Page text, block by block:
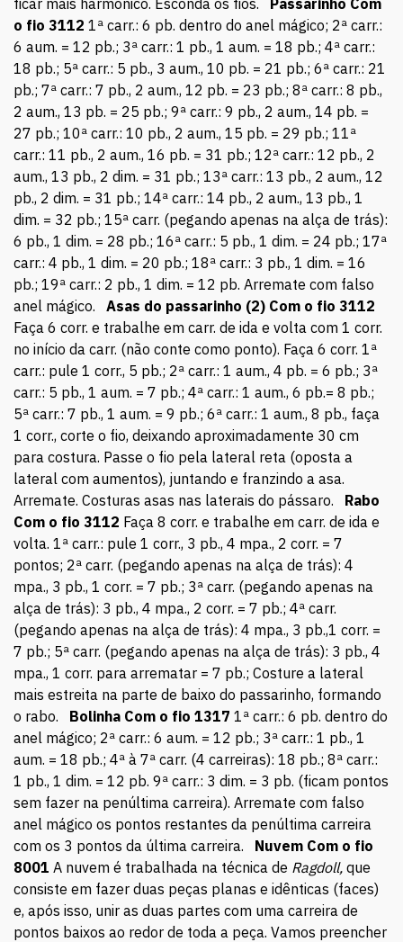
o fio 3112 1ª carr.: 6 pb. dentro do anel mágico; 2ª carr.:
6 aum. = 12 pb.; 3ª carr.: 1 pb., 1 aum. = 18 pb.; 4ª carr.:
18 pb.; 5ª carr.: 5 pb., 3 aum., 10 pb. = 21 pb.; 6ª carr.: 21
pb.; 7ª carr.: 7 pb., 2 aum., 12 pb. = 23 pb.; 8ª carr.: 8 pb.,
2 aum., 13 pb. = 25 pb.; 9ª carr.: 9 pb., 2 aum., 14 pb. =
27 pb.; 10ª carr.: 10 pb., 2 aum., 15 pb. = 29 pb.; 11ª
carr.: 11 pb., 2 aum., 16 pb. = 31 pb.; 12ª carr.: 12 pb., 2
aum., 13 pb., 2 dim. = 31 pb.; 13ª carr.: 13 pb., 2 aum., 12
pb., 2 dim. = 31 pb.; 14ª carr.: 14 pb., 2 aum., 13 pb., 1
dim. = 32 pb.; 15ª carr. (pegando apenas na alça de trás):
6 pb., 1 dim. = 28 pb.; 16ª carr.: 5 pb., 1 dim. = 24 pb.; 17ª
carr.: 4 pb., 1 dim. = 20 pb.; 18ª carr.: 3 pb., 1 dim. = 16
pb.; 19ª carr.: 2 pb., 1 dim. = 12 pb. Arremate com falso
anel mágico. Asas do passarinho (2) Com o fio 3112
Faça 6 corr. e trabalhe em carr. de ida e volta com 1 corr.
no início da carr. (não conte como ponto). Faça 6 corr. 1ª
carr.: pule 1 corr., 5 pb.; 2ª carr.: 1 aum., 4 pb. = 6 pb.; 3ª
carr.: 5 pb., 1 aum. = 7 pb.; 4ª carr.: 1 aum., 6 pb.= 8 pb.;
5ª carr.: 7 pb., 1 aum. = 9 pb.; 6ª carr.: 1 aum., 8 pb., faça
1 corr., corte o fio, deixando aproximadamente 30 cm
para costura. Passe o fio pela lateral reta (oposta a
lateral com aumentos), juntando e franzindo a asa.
Arremate. Costuras asas nas laterais do pássaro. Rabo
Com o fio 3112 Faça 8 corr. e trabalhe em carr. de ida e
volta. 1ª carr.: pule 1 corr., 3 pb., 4 mpa., 2 corr. = 7
pontos; 2ª carr. (pegando apenas na alça de trás): 4
mpa., 3 pb., 1 corr. = 7 pb.; 3ª carr. (pegando apenas na
alça de trás): 3 pb., 4 mpa., 2 corr. = 7 pb.; 4ª carr.
(pegando apenas na alça de trás): 4 mpa., 3 pb.,1 corr. =
7 pb.; 5ª carr. (pegando apenas na alça de trás): 3 pb., 4
mpa., 1 corr. para arrematar = 7 pb.; Costure a lateral
mais estreita na parte de baixo do passarinho, formando
o rabo. Bolinha Com o fio 1317 1ª carr.: 6 pb. dentro do
anel mágico; 2ª carr.: 6 aum. = 12 pb.; 3ª carr.: 1 pb., 1
aum. = 18 pb.; 4ª à 7ª carr. (4 carreiras): 18 pb.; 8ª carr.:
1 pb., 1 dim. = 12 pb. 9ª carr.: 3 dim. = 3 pb. (ficam pontos
sem fazer na penúltima carreira). Arremate com falso
anel mágico os pontos restantes da penúltima carreira
com os 3 pontos da última carreira. Nuvem Com o fio
8001 A nuvem é trabalhada na técnica de Ragdoll, que
consiste em fazer duas peças planas e idênticas (faces)
e, após isso, unir as duas partes com uma carreira de
pontos baixos ao redor de toda a peça. Vamos preencher